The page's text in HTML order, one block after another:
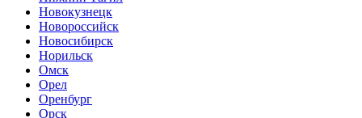
Новокузнецк
Новороссийск
Новосибирск
Норильск
Омск
Орел
Оренбург
Орск